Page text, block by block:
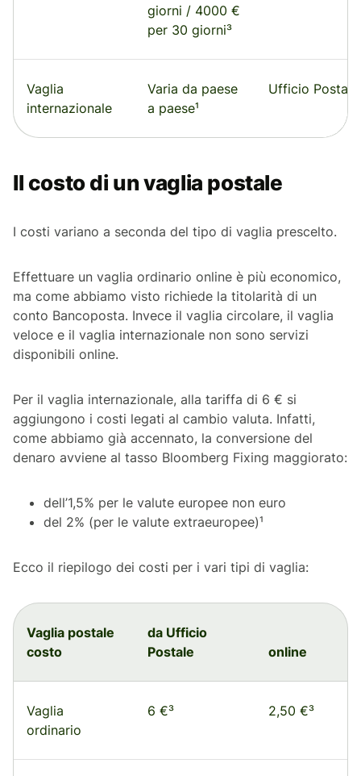
giorni / 4000 €
per 30 giorni³
Vaglia
internazionale
Varia da paese
a paese¹
Ufficio Postale
Il costo di un vaglia postale
I costi variano a seconda del tipo di vaglia prescelto.
Effettuare un vaglia ordinario online è più economico,
ma come abbiamo visto richiede la titolarità di un
conto Bancoposta. Invece il vaglia circolare, il vaglia
veloce e il vaglia internazionale non sono servizi
disponibili online.
Per il vaglia internazionale, alla tariffa di 6 € si
aggiungono i costi legati al cambio valuta. Infatti,
come abbiamo già accennato, la conversione del
denaro avviene al tasso Bloomberg Fixing maggiorato:
dell’1,5% per le valute europee non euro
del 2% (per le valute extraeuropee)¹
Ecco il riepilogo dei costi per i vari tipi di vaglia:
Vaglia postale
costo
da Ufficio
Postale
online
Vaglia
ordinario
6 €³ 2,50 €³